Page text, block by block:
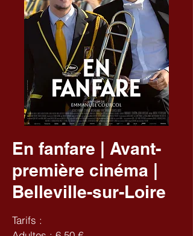
En fanfare | Avant-
première cinéma |
Belleville-sur-Loire
Tarifs :